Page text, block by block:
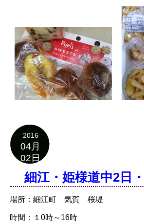
2016
04月
02日
細江・姫様道中2日
場所：細江町 気賀 桜堤
時間：１0時～16時